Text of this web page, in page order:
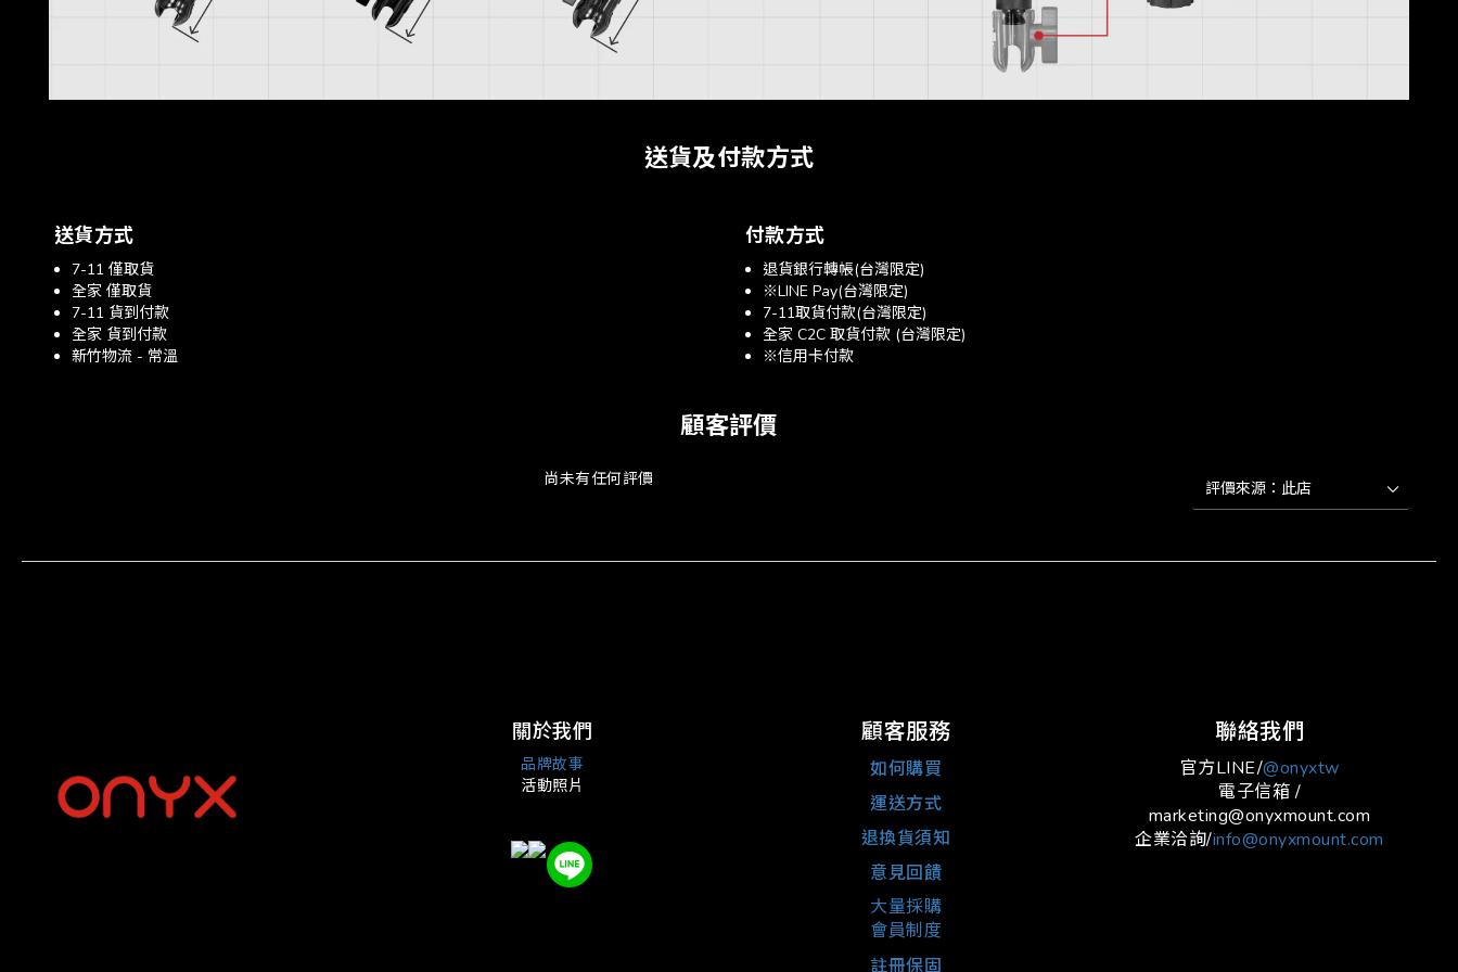
送貨及付款方式
送貨方式
7-11 僅取貨
全家 僅取貨
7-11 貨到付款
全家 貨到付款
新竹物流 - 常溫
付款方式
退貨銀行轉帳(台灣限定)
※LINE Pay(台灣限定)
7-11取貨付款(台灣限定)
全家 C2C 取貨付款 (台灣限定)
※信用卡付款
顧客評價
尚未有任何評價
關於我們
品牌故事
活動照片
顧客服務
如何購買
運送方式
退換貨須知
意見回饋
大量採購
會員制度
註冊保固
聯絡我們
官方LINE/@onyxtw
電子信箱 /
marketing@onyxmount.com
企業洽詢/info@onyxmount.com